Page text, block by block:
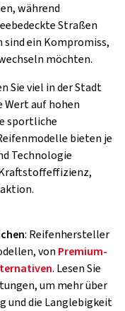
während
Straßen
ein Kompromiss,
möchten.
Sie viel in der Stadt
Wert auf hohen
sportliche
bieten je
Technologie
: Reifenhersteller
von Premium-
. Lesen Sie
um mehr über
und die Langlebigkeit